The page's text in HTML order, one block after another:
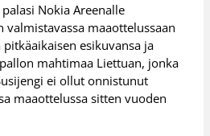
Nokia Areenalle
maaottelussaan
esikuvansa ja
mahtimaa Liettuan, jonka
ei ollut onnistunut
maaottelussa sitten vuoden